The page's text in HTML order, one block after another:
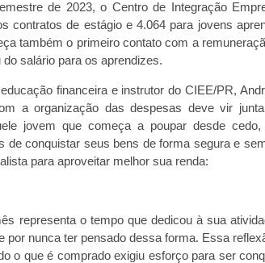
de 2023, o Centro de Integração
contratos de estágio e 4.064 para jovens
também o primeiro contato com a
salário para os aprendizes.
financeira e instrutor do CIEE/PR,
a organização das despesas deve vir
jovem que começa a poupar desde
de conquistar seus bens de forma segura e
para aproveitar melhor sua renda:
representa o tempo que dedicou à sua
por nunca ter pensado dessa forma. Essa
o que é comprado exigiu esforço para ser